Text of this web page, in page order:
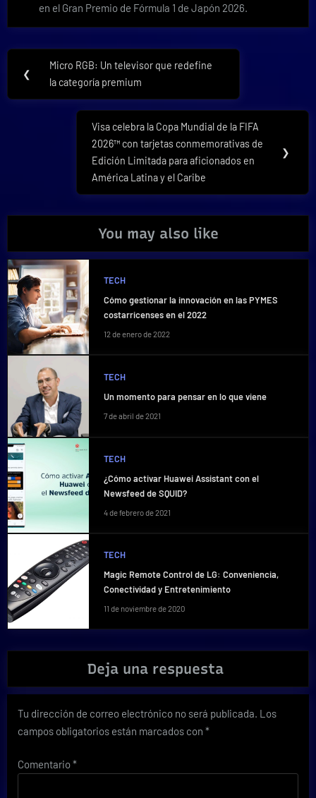
en el Gran Premio de Fórmula 1 de Japón 2026.
Navegación
de
entradas
❮
Previous
Post:
Micro RGB: Un televisor que redefine
la categoría premium
Next
Post:
Visa celebra la Copa Mundial de la FIFA
2026™ con tarjetas conmemorativas de
Edición Limitada para aficionados en
América Latina y el Caribe
❯
You may also like
TECH
Cómo gestionar la innovación en las PYMES
costarricenses en el 2022
12 de enero de 2022
TECH
Un momento para pensar en lo que viene
7 de abril de 2021
TECH
¿Cómo activar Huawei Assistant con el
Newsfeed de SQUID?
4 de febrero de 2021
TECH
Magic Remote Control de LG: Conveniencia,
Conectividad y Entretenimiento
11 de noviembre de 2020
Deja una respuesta
Tu dirección de correo electrónico no será publicada. Los
campos obligatorios están marcados con *
Comentario*